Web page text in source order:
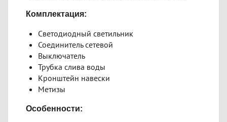
Комплектация:
Светодиодный светильник
Соединитель сетевой
Выключатель
Трубка слива воды
Кронштейн навески
Метизы
Особенности: